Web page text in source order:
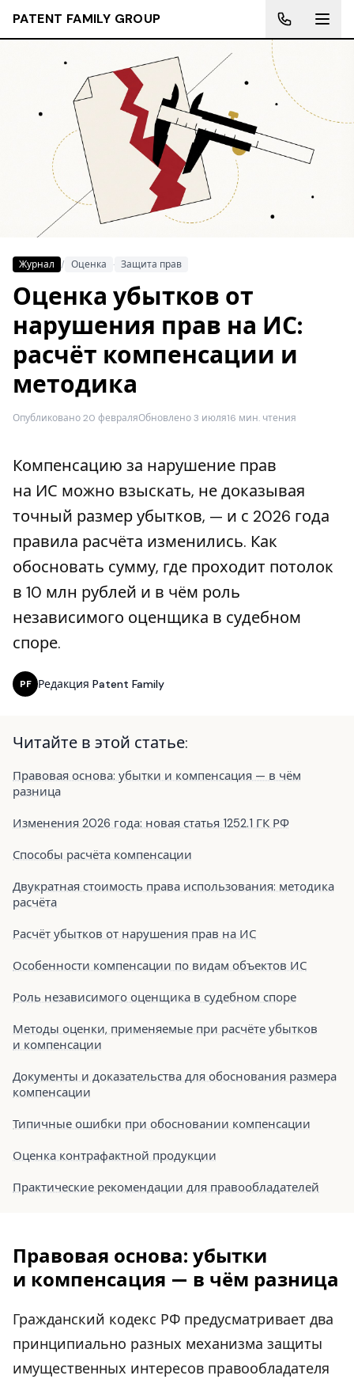
PATENT FAMILY GROUP
Журнал / Оценка · Защита прав
Оценка убытков от
нарушения прав на ИС:
расчёт компенсации и
методика
Опубликовано 20 февраляОбновлено 3 июля16 мин. чтения
Компенсацию за нарушение прав
на ИС можно взыскать, не доказывая
точный размер убытков, — и с 2026 года
правила расчёта изменились. Как
обосновать сумму, где проходит потолок
в 10 млн рублей и в чём роль
независимого оценщика в судебном
споре.
PF Редакция Patent Family
Читайте в этой статье:
Правовая основа: убытки и компенсация — в чём
разница
Изменения 2026 года: новая статья 1252.1 ГК РФ
Способы расчёта компенсации
Двукратная стоимость права использования: методика
расчёта
Расчёт убытков от нарушения прав на ИС
Особенности компенсации по видам объектов ИС
Роль независимого оценщика в судебном споре
Методы оценки, применяемые при расчёте убытков
и компенсации
Документы и доказательства для обоснования размера
компенсации
Типичные ошибки при обосновании компенсации
Оценка контрафактной продукции
Практические рекомендации для правообладателей
Правовая основа: убытки
и компенсация — в чём разница
Гражданский кодекс РФ предусматривает два
принципиально разных механизма защиты
имущественных интересов правообладателя